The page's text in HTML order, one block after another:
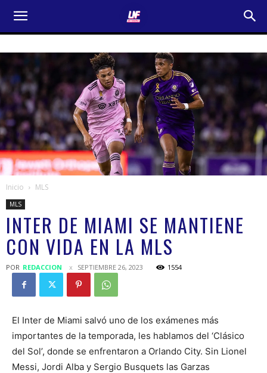
Inicio MLS
MLS
INTER DE MIAMI SE MANTIENE
CON VIDA EN LA MLS
POR REDACCION SEPTIEMBRE 26, 2023 1554
El Inter de Miami salvó uno de los exámenes más
importantes de la temporada, les hablamos del ‘Clásico
del Sol’, donde se enfrentaron a Orlando City. Sin Lionel
Messi, Jordi Alba y Sergio Busquets las Garzas